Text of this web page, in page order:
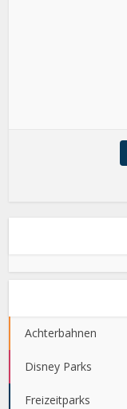
Achterbahnen
Disney Parks
Freizeitparks